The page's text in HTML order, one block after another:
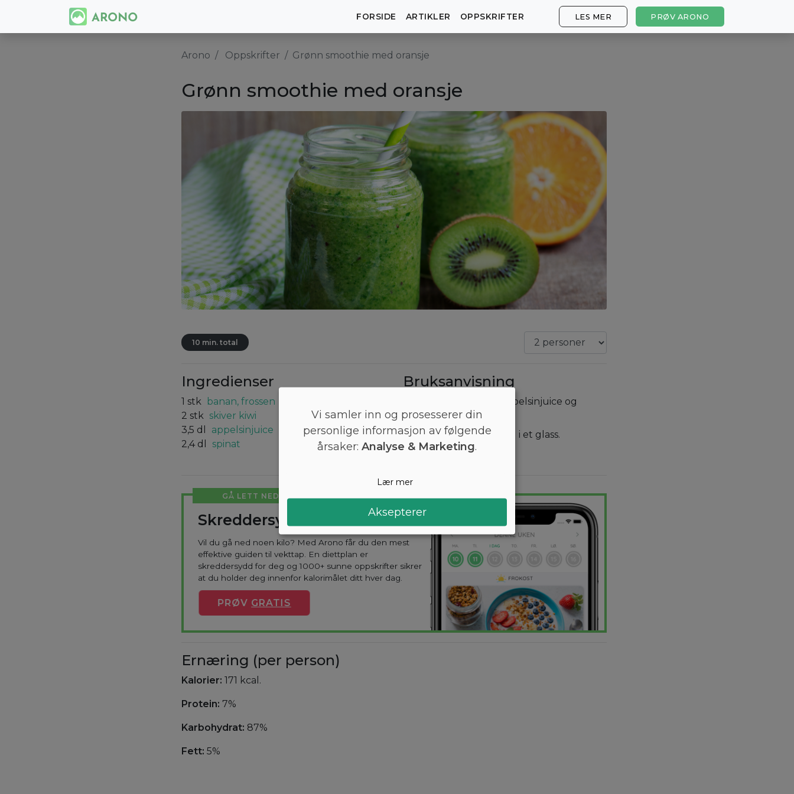
FORSIDE ARTIKLER OPPSKRIFTER LES MER PRØV ARONO
Arono Oppskrifter Grønn smoothie med oransje
Grønn smoothie med oransje
10 min. total
Ingredienser
1 stk
banan, frossen
2 stk skiver kiwi
3,5 dl
appelsinjuice
2,4 dl spinat
Bruksanvisning
Tilsett banan, kiwi, appelsinjuice og
spinat i en blender.
Bland til uniform. Hell i et glass.
Værsågod!
GÅ LETT NED I VEKT
Skreddersydd diettplan
Vil du gå ned noen kilo? Med Arono får du den mest
effektive guiden til vekttap. En diettplan er
skreddersydd for deg og 1000+ sunne oppskrifter sikrer
at du holder deg innenfor kalorimålet ditt hver dag.
PRØV GRATIS
Ernæring (per person)
Kalorier: 171 kcal.
Protein: 7%
Karbohydrat: 87%
Fett: 5%
Vi samler inn og prosesserer din
personlige informasjon av følgende
årsaker: Analyse & Marketing.
Lær mer
Aksepterer